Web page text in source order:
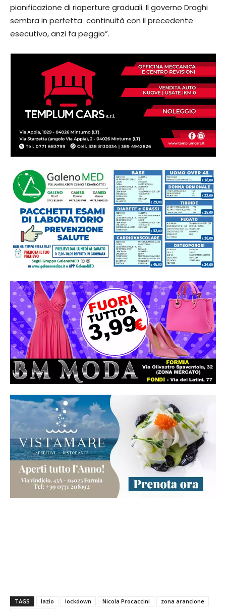
pianificazione di riaperture graduali. Il governo Draghi
sembra in perfetta continuità con il precedente
esecutivo, anzi fa peggio”.
TAGS lazio lockdown Nicola Procaccini
zona arancione